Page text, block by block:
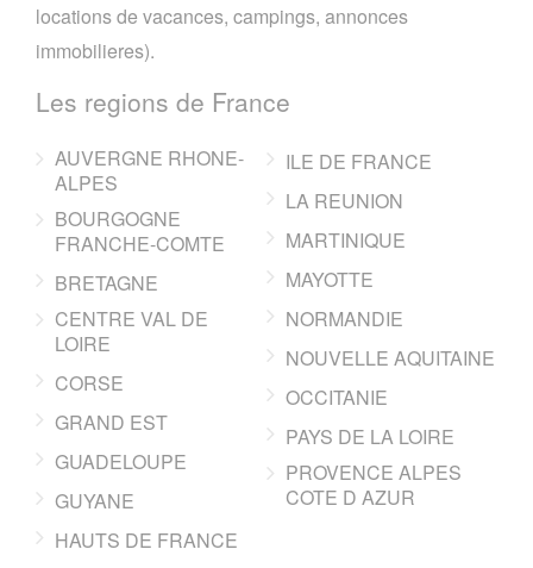
locations de vacances, campings, annonces
immobilieres).
Les regions de France
AUVERGNE RHONE-
ALPES
BOURGOGNE
FRANCHE-COMTE
BRETAGNE
CENTRE VAL DE
LOIRE
CORSE
GRAND EST
GUADELOUPE
GUYANE
HAUTS DE FRANCE
ILE DE FRANCE
LA REUNION
MARTINIQUE
MAYOTTE
NORMANDIE
NOUVELLE AQUITAINE
OCCITANIE
PAYS DE LA LOIRE
PROVENCE ALPES
COTE D AZUR